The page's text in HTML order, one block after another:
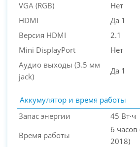
VGA (RGB)
Нет
HDMI
Да 1
Версия HDMI
2.1
Mini DisplayPort
Нет
Аудио выходы (3.5 мм
jack)
Да 1
Аккумулятор и время работы
Запас энергии
45 Вт·ч
Время работы
6
2018)